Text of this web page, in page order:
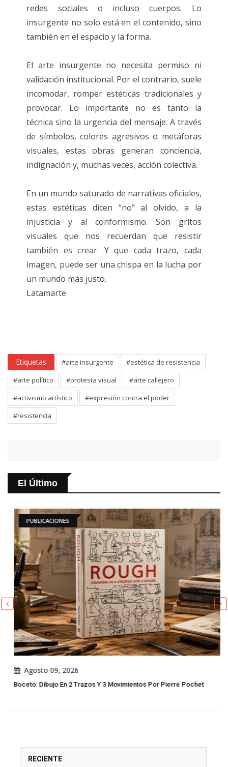
redes sociales o incluso cuerpos. Lo
insurgente no solo está en el contenido, sino
también en el espacio y la forma.
El arte insurgente no necesita permiso ni
validación institucional. Por el contrario, suele
incomodar, romper estéticas tradicionales y
provocar. Lo importante no es tanto la
técnica sino la urgencia del mensaje. A través
de símbolos, colores agresivos o metáforas
visuales, estas obras generan conciencia,
indignación y, muchas veces, acción colectiva.
En un mundo saturado de narrativas oficiales,
estas estéticas dicen “no” al olvido, a la
injusticia y al conformismo. Son gritos
visuales que nos recuerdan que resistir
también es crear. Y que cada trazo, cada
imagen, puede ser una chispa en la lucha por
un mundo más justo.
Latamarte
Etiquetas #arte insurgente
#estética de resistencia
#arte político
#protesta visual
#arte callejero
#activismo artístico
#expresión contra el poder
#resistencia
El Último
PUBLICACIONES
Agosto 09, 2026
Boceto: Dibujo En 2 Trazos Y 3 Movimientos Por Pierre Pochet
RECIENTE